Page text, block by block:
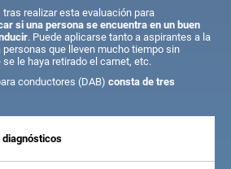
realizar esta evaluación para
si una persona se encuentra en un buen
. Puede aplicarse tanto a aspirantes a la
personas que lleven mucho tiempo sin
le haya retirado el carnet, etc.
conductores (DAB)consta de tres